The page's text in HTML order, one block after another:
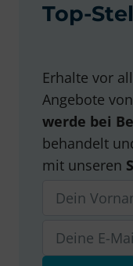
Top-
Erhalte vor
Angebote
werde bei
behandelt
mit unseren